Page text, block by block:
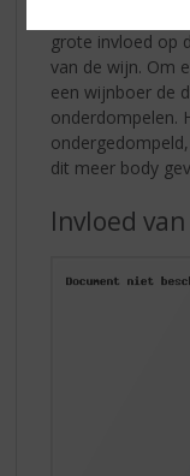
grote invloed op
van de wijn. Om
een wijnboer de
onderdompelen.
dit meer body
Invloed